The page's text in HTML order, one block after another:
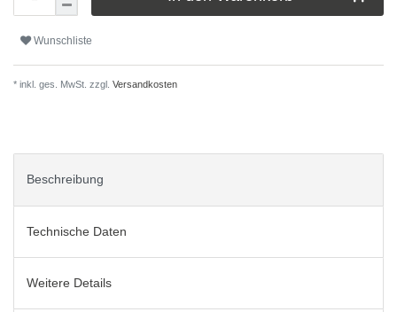
Wunschliste
* inkl. ges. MwSt. zzgl. Versandkosten
Beschreibung
Technische Daten
Weitere Details